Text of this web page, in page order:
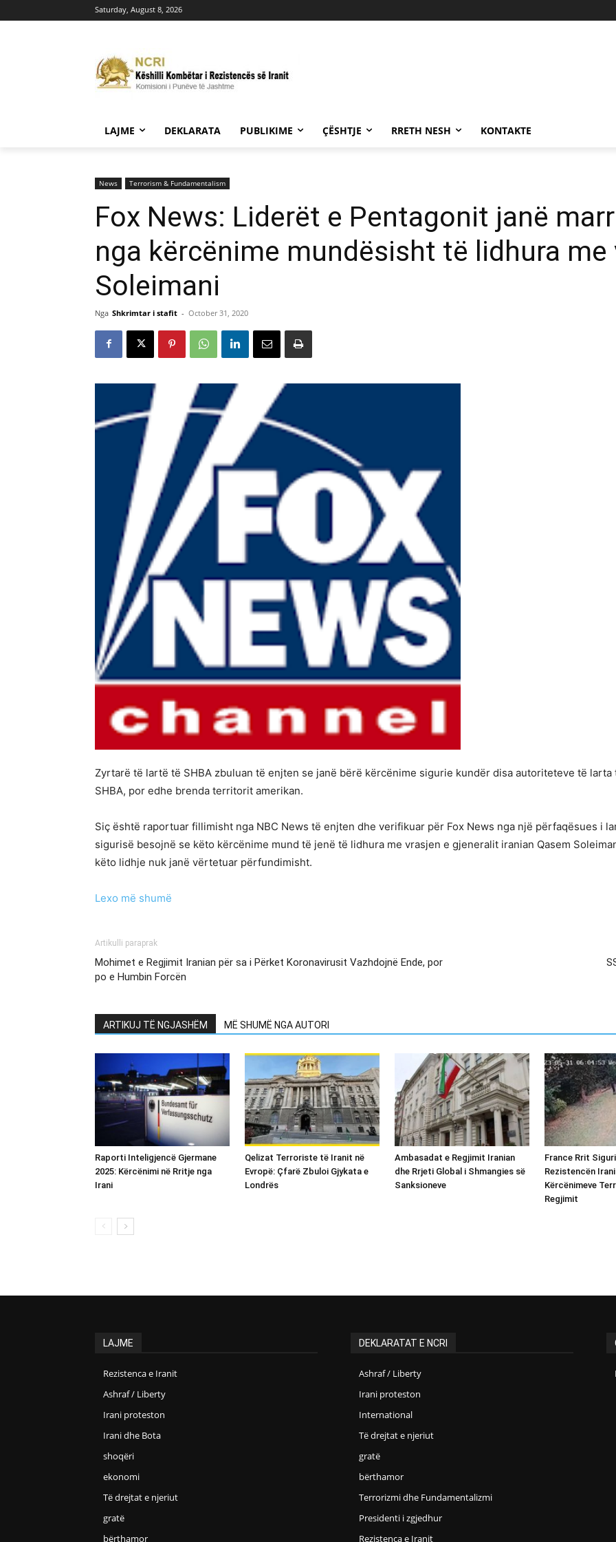
Saturday, August 8, 2026
LAJME DEKLARATA PUBLIKIME ÇËSHTJE RRETH NESH KONTAKTE
News Terrorism & Fundamentalism
Fox News: Liderët e Pentagonit janë
nga kërcënime mundësisht të lidhura me
Soleimani
Nga Shkrimtar i stafit - October 31, 2020
Zyrtarë të lartë të SHBA zbuluan të enjten se janë bërë kërcënime sigurie kundër disa autoriteteve të
SHBA, por edhe brenda territorit amerikan.
Siç është raportuar fillimisht nga NBC News të enjten dhe verifikuar për Fox News nga një përfaqësues i
sigurisë besojnë se këto kërcënime mund të jenë të lidhura me vrasjen e gjeneralit iranian Qasem
këto lidhje nuk janë vërtetuar përfundimisht.
Lexo më shumë
Artikulli paraprak
Mohimet e Regjimit Iranian për sa i Përket Koronavirusit Vazhdojnë Ende, por
po e Humbin Forcën
ARTIKUJ TË NGJASHËM MË SHUMË NGA AUTORI
Raporti Inteligjencë Gjermane
2025: Kërcënimi në Rritje nga
Irani
Qelizat Terroriste të Iranit në
Evropë: Çfarë Zbuloi Gjykata e
Londrës
Ambasadat e Regjimit Iranian
dhe Rrjeti Global i Shmangies së
Sanksioneve
France Rrit
Rezistencën
Kërcënimeve
Regjimit
LAJME
Rezistenca e Iranit
Ashraf / Liberty
Irani proteston
Irani dhe Bota
shoqëri
ekonomi
Të drejtat e njeriut
gratë
bërthamor
DEKLARATAT E NCRI
Ashraf / Liberty
Irani proteston
International
Të drejtat e njeriut
gratë
bërthamor
Terrorizmi dhe Fundamentalizmi
Presidenti i zgjedhur
Rezistenca e Iranit